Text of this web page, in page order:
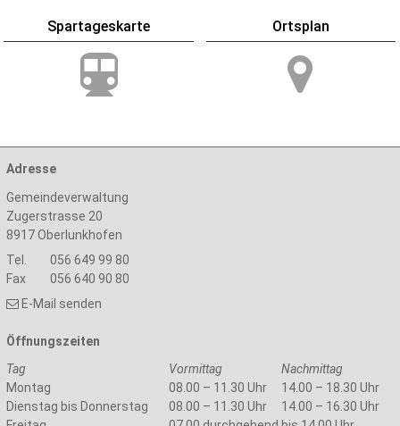
Spartageskarte Ortsplan
Adresse
Gemeindeverwaltung
Zugerstrasse 20
8917 Oberlunkhofen
Tel.
056 649 99 80
Fax
056 640 90 80
E-Mail senden
Öffnungszeiten
Tag
Vormittag
Nachmittag
Montag
08.00 – 11.30 Uhr
14.00 – 18.30 Uhr
Dienstag bis Donnerstag
08.00 – 11.30 Uhr
14.00 – 16.30 Uhr